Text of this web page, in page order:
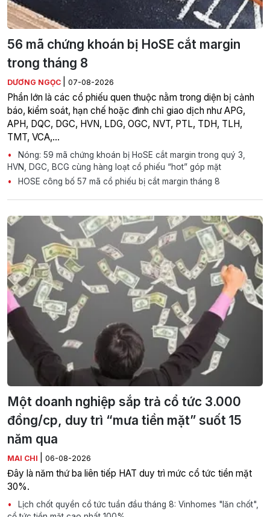
56 mã chứng khoán bị HoSE cắt margin
trong tháng 8
DƯƠNG NGỌC 07-08-2026
Phần lớn là các cổ phiếu quen thuộc nằm trong diện bị cảnh
báo, kiểm soát, hạn chế hoặc đình chỉ giao dịch như APG,
APH, DQC, DGC, HVN, LDG, OGC, NVT, PTL, TDH, TLH,
TMT, VCA,…
Nóng: 59 mã chứng khoán bị HoSE cắt margin trong quý 3,
HVN, DGC, BCG cùng hàng loạt cổ phiếu “hot” góp mặt
HOSE công bố 57 mã cổ phiếu bị cắt margin tháng 8
Một doanh nghiệp sắp trả cổ tức 3.000
đồng/cp, duy trì “mưa tiền mặt” suốt 15
năm qua
MAI CHI 06-08-2026
Đây là năm thứ ba liên tiếp HAT duy trì mức cổ tức tiền mặt
30%.
Lịch chốt quyền cổ tức tuần đầu tháng 8: Vinhomes "lăn chốt",